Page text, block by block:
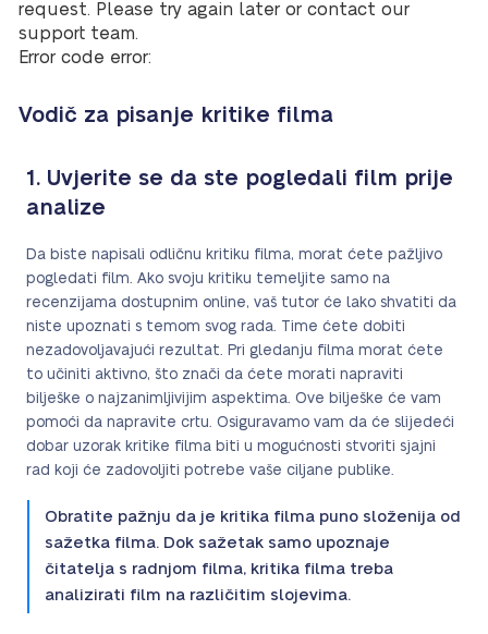
request. Please try again later or contact our
support team.
Error code error:
Vodič za pisanje kritike filma
1. Uvjerite se da ste pogledali film prije
analize
Da biste napisali odličnu kritiku filma, morat ćete pažljivo
pogledati film. Ako svoju kritiku temeljite samo na
recenzijama dostupnim online, vaš tutor će lako shvatiti da
niste upoznati s temom svog rada. Time ćete dobiti
nezadovoljavajući rezultat. Pri gledanju filma morat ćete
to učiniti aktivno, što znači da ćete morati napraviti
bilješke o najzanimljivijim aspektima. Ove bilješke će vam
pomoći da napravite crtu. Osiguravamo vam da će slijedeći
dobar uzorak kritike filma biti u mogućnosti stvoriti sjajni
rad koji će zadovoljiti potrebe vaše ciljane publike.
Obratite pažnju da je kritika filma puno složenija od
sažetka filma. Dok sažetak samo upoznaje
čitatelja s radnjom filma, kritika filma treba
analizirati film na različitim slojevima.